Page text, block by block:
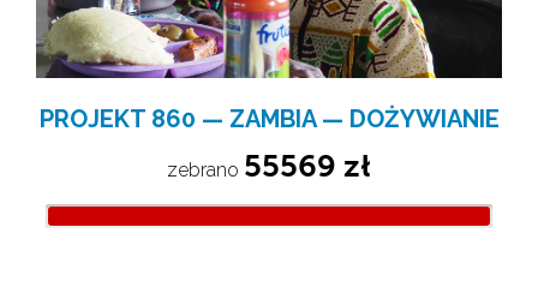
PROJEKT 860 — ZAMBIA — DOŻYWIANIE
zebrano 55569 zł